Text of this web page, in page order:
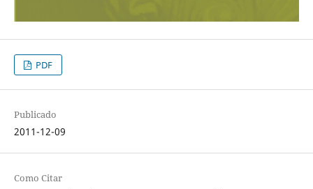
PDF
Publicado
2011-12-09
Como Citar